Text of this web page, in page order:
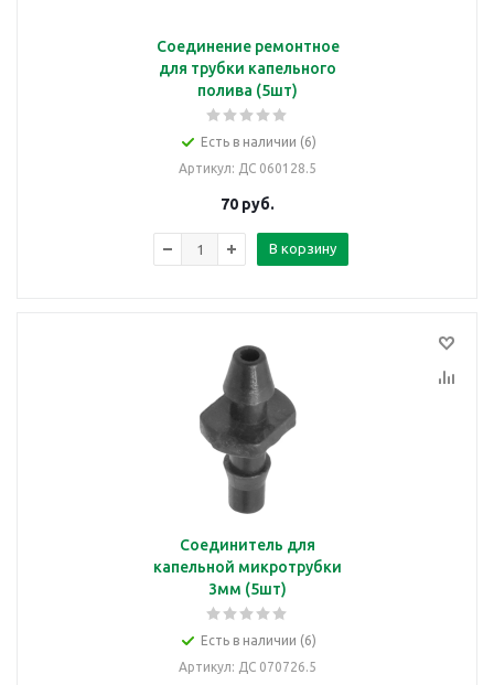
Соединение ремонтное
для трубки капельного
полива (5шт)
Есть в наличии (6)
Артикул: ДС 060128.5
70 руб.
В корзину
Соединитель для
капельной микротрубки
3мм (5шт)
Есть в наличии (6)
Артикул: ДС 070726.5